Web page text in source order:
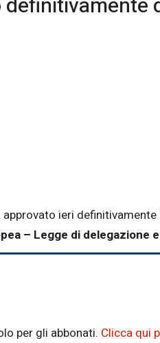
approvato ieri
– Legge di delegazione
per gli abbonati. Clicca qui